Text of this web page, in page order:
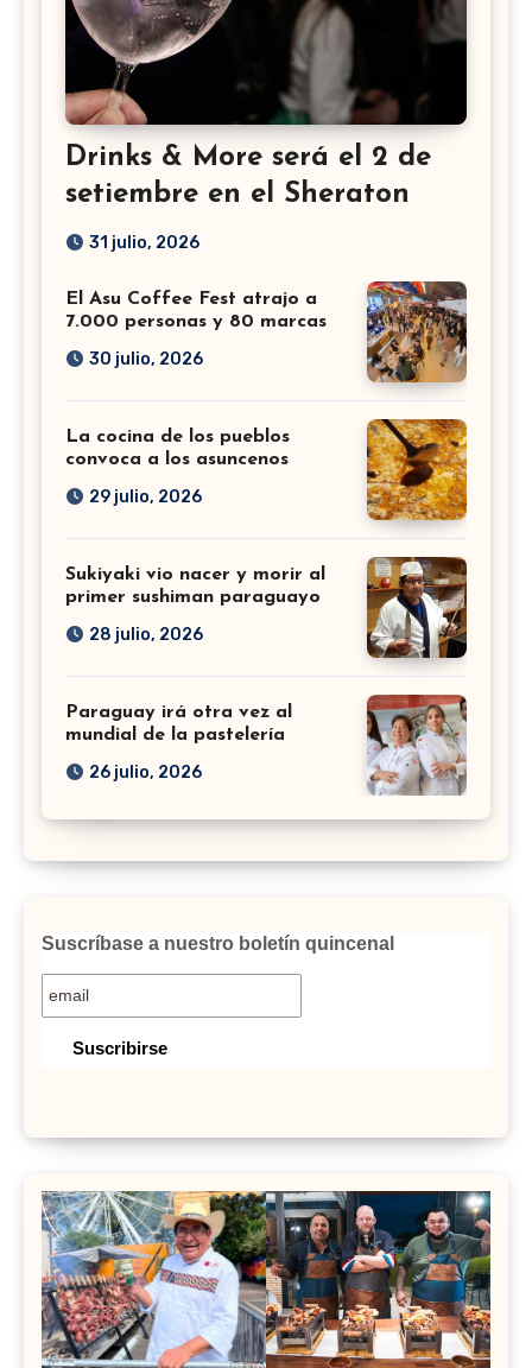
Drinks & More será el 2 de
setiembre en el Sheraton
31 julio, 2026
El Asu Coffee Fest atrajo a
7.000 personas y 80 marcas
30 julio, 2026
La cocina de los pueblos
convoca a los asuncenos
29 julio, 2026
Sukiyaki vio nacer y morir al
primer sushiman paraguayo
28 julio, 2026
Paraguay irá otra vez al
mundial de la pastelería
26 julio, 2026
Suscríbase a nuestro boletín quincenal